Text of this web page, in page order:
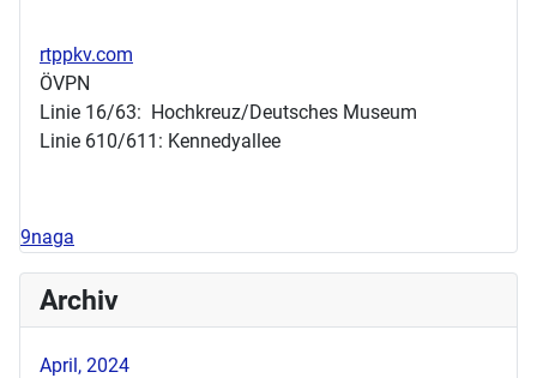
rtppkv.com
ÖVPN
Linie 16/63: Hochkreuz/Deutsches Museum
Linie 610/611: Kennedyallee
9naga
Archiv
April, 2024